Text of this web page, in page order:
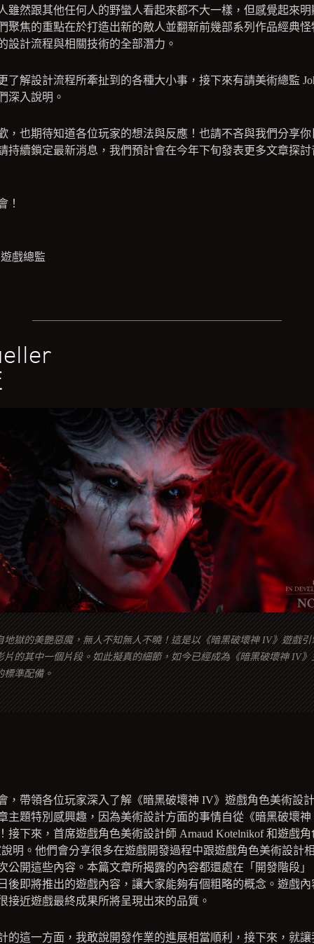
雖然跟其他任何人的野蠻人看起來都不大一樣，但感覺起來
聚焦的重點在於打造出新的敵人並翻新前幾部系列作品經典
設計流程與相關技術的全部潛力。
了解設計流程所牽扯到的各種大小事，接下來有請美術總監
深入說明。
，也期待知道各位玩家的想法與反應！也請不吝與我們分享
持續鎖定最新消息，我們預計會在今年下旬發表更多文章探
！
戲總監
地獄的美艷惡魔，無人不知無人不曉！這是以《暗黑破壞神 IV》遊戲引
片的其中一個片段。如此擬真的細節，如今已經成為《暗黑破壞神 IV》
標準配備。
，帶領各位玩家深入了解《暗黑破壞神 IV》遊戲角色美術設
主題特別感興趣，因為美術設計方面的事情自從《暗黑破壞
接下來，首席遊戲角色美術設計師 Arnaud Kotelnikof 和遊戲
明。他們會分享很多在遊戲開發過程中跟遊戲角色美術設計
公開這些內容。本篇文章所揭露的內容都還處在「開發階段
後即將推出的遊戲內容，讓大家能夠有個粗略的概念。遊戲
接近遊戲最終成果所將呈現出來的品質。
的這一方面，我敢說開發作業的進展相當順利，接下來，就